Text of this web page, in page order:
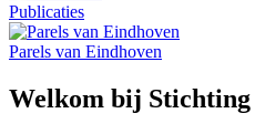
Publicaties
Parels van Eindhoven
Welkom bij